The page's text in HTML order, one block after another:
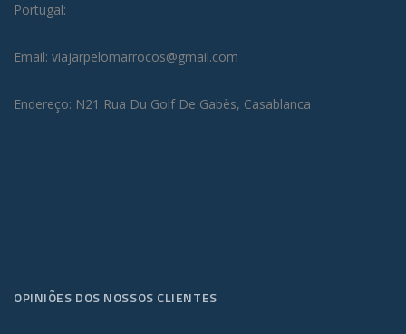
Portugal:
Email: viajarpelomarrocos@gmail.com
Endereço: N21 Rua Du Golf De Gabès, Casablanca
OPINIÕES DOS NOSSOS CLIENTES